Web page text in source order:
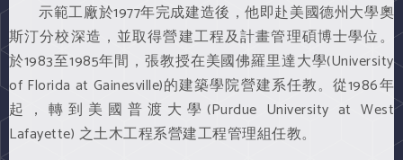
示範工廠於1977年完成建造後，他即赴美國德州大學奧
斯汀分校深造，並取得營建工程及計畫管理碩博士學位。
於1983至1985年間，張教授在美國佛羅里達大學(University
of Florida at Gainesville)的建築學院營建系任教。從1986年
起，轉到美國普渡大學(Purdue University at West
Lafayette) 之土木工程系營建工程管理組任教。